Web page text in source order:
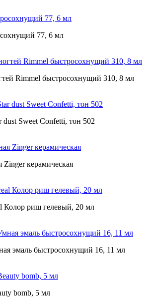
77, 6 мл
Rimmel быстросохнущий 310, 8 мл
dust Sweet Confetti, тон 502
керамическая
Колор риш гелевый, 20 мл
эмаль быстросохнущий 16, 11 мл
bomb, 5 мл